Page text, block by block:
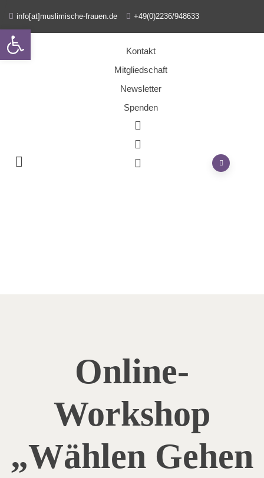
info[at]muslimische-frauen.de +49(0)2236/948633
Kontakt
Mitgliedschaft
Newsletter
Spenden
Online-
Workshop
„Wählen Gehen
Open toolbar